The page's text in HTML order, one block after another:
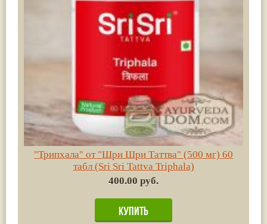
"Трипхала" от "Шри Шри Таттва" (500 мг) 60
табл (Sri Sri Tattva Triphala)
400.00 руб.